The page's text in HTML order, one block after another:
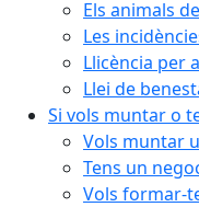
Els animals
Les
Llicència per
Llei de
Si vols muntar o
Vols muntar
Tens un
Vols formar-